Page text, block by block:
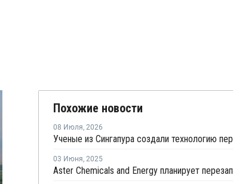
Похожие новости
08 Июля, 2026
03 Июня, 2025